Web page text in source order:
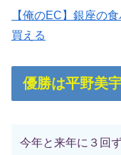
【俺のEC】銀座の
買える
優勝は平野美宇
今年と来年に３回